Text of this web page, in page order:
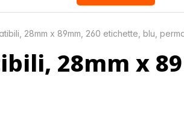
28mm x 89mm, 260 etichette, blu,
28mm x